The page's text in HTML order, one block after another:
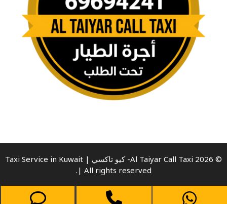
© 2026 Al Taiyar Call Taxi- كيو تاكسي | Taxi Service in Kuwait
| All rights reserved.